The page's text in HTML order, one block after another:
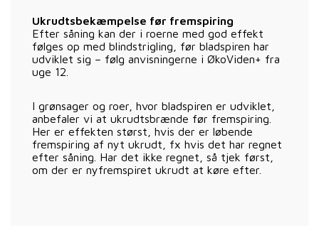
Ukrudtsbekæmpelse før fremspiring
Efter såning kan der i roerne med god effekt
følges op med blindstrigling, før bladspiren har
udviklet sig – følg anvisningerne i ØkoViden+ fra
uge 12.
I grønsager og roer, hvor bladspiren er udviklet,
anbefaler vi at ukrudtsbrænde før fremspiring.
Her er effekten størst, hvis der er løbende
fremspiring af nyt ukrudt, fx hvis det har regnet
efter såning. Har det ikke regnet, så tjek først,
om der er nyfremspiret ukrudt at køre efter.